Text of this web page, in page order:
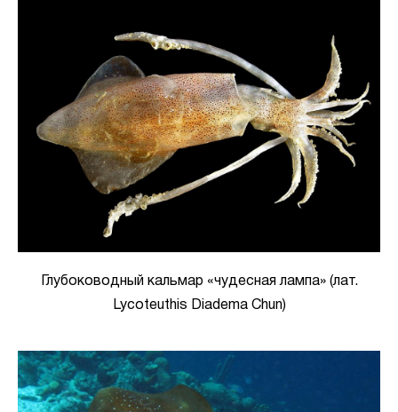
Глубоководный кальмар «чудесная лампа» (лат.
Lycoteuthis Diadema Chun)